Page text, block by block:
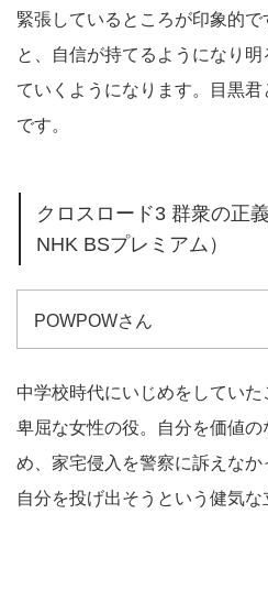
緊張しているところが印象的
と、自信が持てるようになり
ていくようになります。目黒
です。
クロスロード3 群衆の正
NHK BSプレミアム）
POWPOWさん
中学校時代にいじめをしてい
卑屈な女性の役。自分を価値
め、家宅侵入を警察に訴えなか
自分を投げ出そうという健気な